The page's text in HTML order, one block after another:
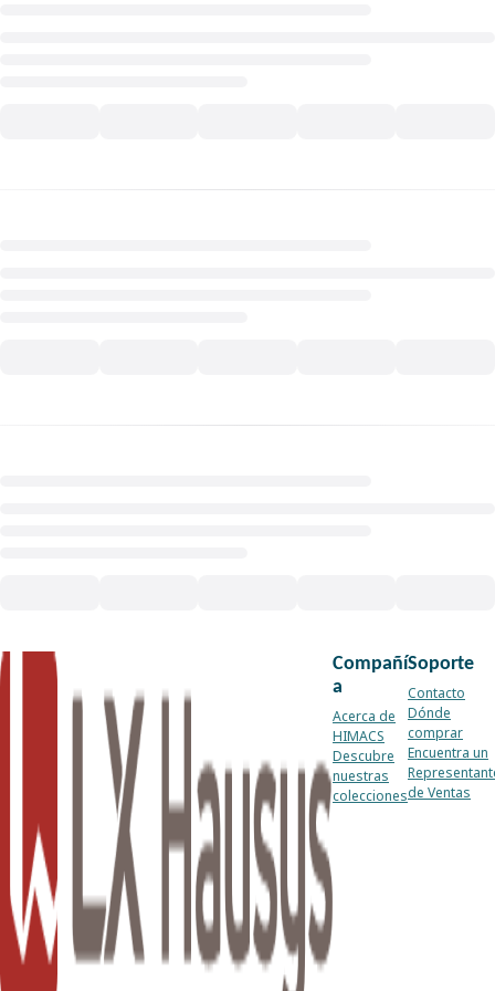
Compañí
a
Acerca de
HIMACS
Descubre
nuestras
colecciones
Soporte
Contacto
Dónde
comprar
Encuentra un
de Ventas